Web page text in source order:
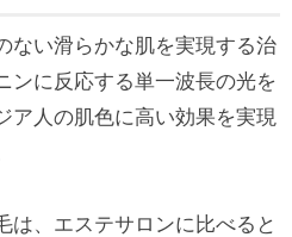
ない滑らかな肌を実現する治
ンに反応する単一波長の光を
ア人の肌色に高い効果を実現
は、エステサロンに比べると